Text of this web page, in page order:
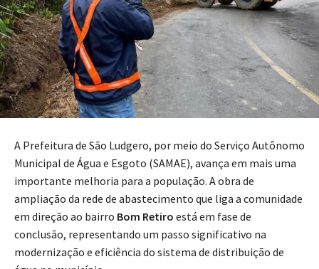
A Prefeitura de São Ludgero, por meio do Serviço Autônomo
Municipal de Água e Esgoto (SAMAE), avança em mais uma
importante melhoria para a população. A obra de
ampliação da rede de abastecimento que liga a comunidade
em direção ao bairro Bom Retiro está em fase de
conclusão, representando um passo significativo na
modernização e eficiência do sistema de distribuição de